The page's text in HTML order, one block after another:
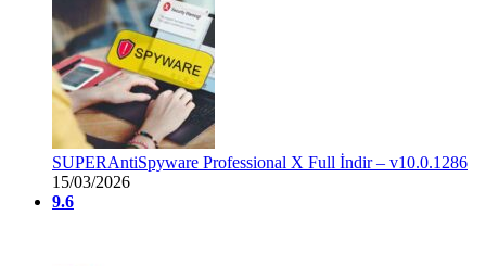
SUPERAntiSpyware Professional X Full İndir – v10.0.1286
15/03/2026
9.6